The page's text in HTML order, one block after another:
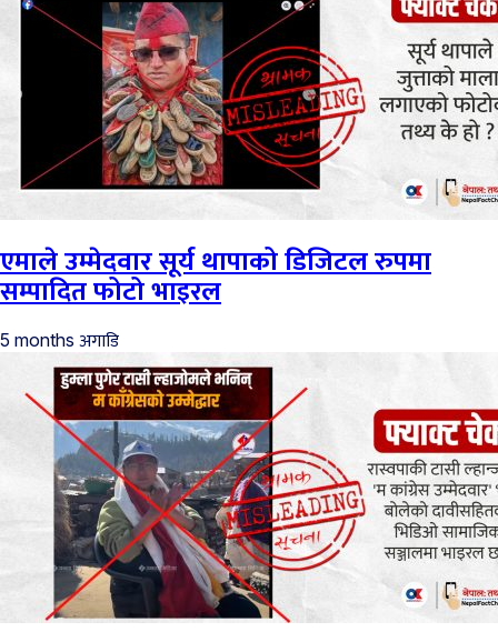
एमाले उम्मेदवार सूर्य थापाको डिजिटल रुपमा
सम्पादित फोटो भाइरल
5 months अगाडि